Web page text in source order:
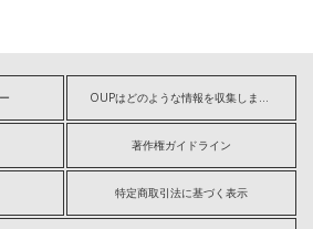
著作権ガイドライン
特定商取引法に基づく表示